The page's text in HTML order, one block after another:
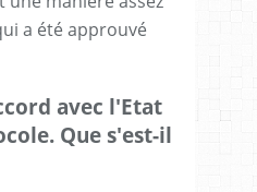
a été approuvé
avec l'Etat
Que s'est-il